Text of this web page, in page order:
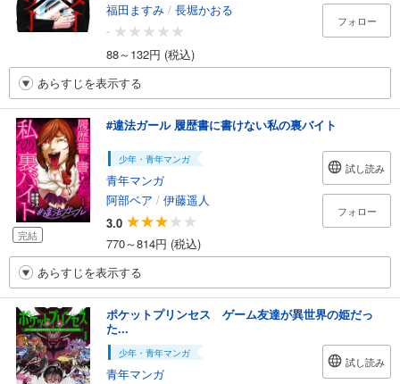
福田ますみ / 長堀かおる
-
88～132円 (税込)
フォロー
あらすじを表示する
完結
#違法ガール 履歴書に書けない私の裏バイト
少年・青年マンガ
青年マンガ
阿部ベア / 伊藤遥人
3.0
770～814円 (税込)
試し読み
フォロー
あらすじを表示する
ポケットプリンセス ゲーム友達が異世界の姫だっ
た...
少年・青年マンガ
青年マンガ
試し読み